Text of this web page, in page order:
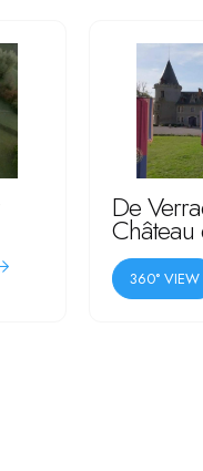
De
360° VIEW